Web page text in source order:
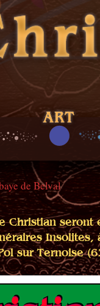
de Belval
Christian seront
Insolites,
sur Ternoise